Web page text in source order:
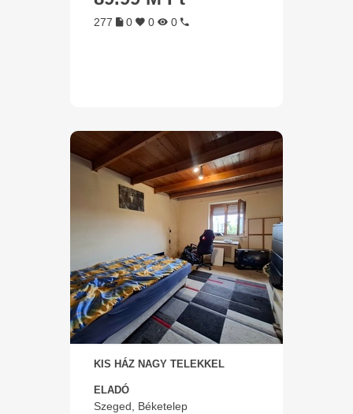
277 0 0 0
KIS HÁZ NAGY TELEKKEL
ELADÓ
Szeged, Béketelep